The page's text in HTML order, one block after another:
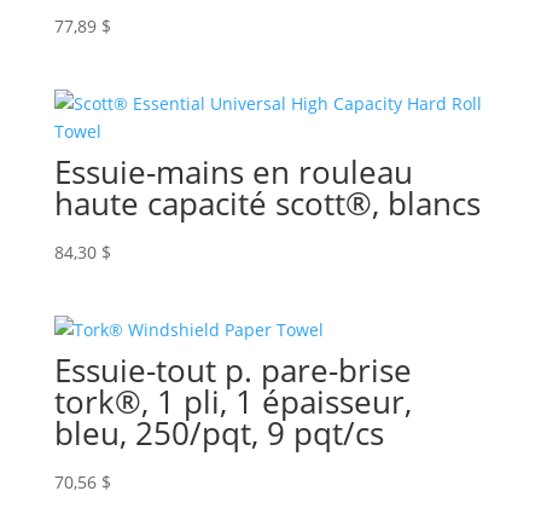
77,89 $
Essuie-mains en rouleau
haute capacité scott®, blancs
84,30 $
Essuie-tout p. pare-brise
tork®, 1 pli, 1 épaisseur,
bleu, 250/pqt, 9 pqt/cs
70,56 $